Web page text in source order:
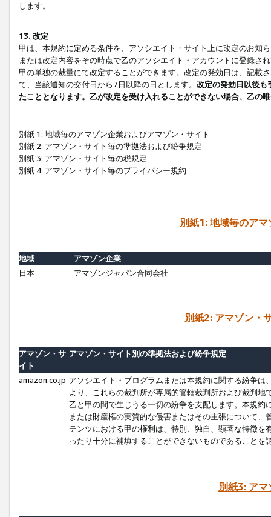
します。
13. 改定
甲は、本規約に定める条件を、アソシエイト・サイト上に改定のお知
または改定内容をその時点で乙のアソシエイト・アカウントに登録さ
甲の単独の裁量にて改定することができます。改定の発効日は、記載
て、当該通知の交付日から7日以降の日とします。 改定の発効日以後も
たこととなります。乙が改定を受け入れることができない場合、乙の
別紙 1: 地域毎のアマゾン企業およびアマゾン・サイト
別紙 2: アマゾン・サイト毎の準拠法および紛争規定
別紙 3: アマゾン・サイト毎の税規定
別紙 4: アマゾン・サイト毎のプライバシー規約
別紙1: 地域毎のア
地域
アマゾン企業
日本
アマゾンジャパン合同会社
別紙2: アマゾン・
アマゾン・サ
イト
アマゾン・サイト別の準拠法および紛争規定
amazon.co.jp アソシエイト・プログラムまたは本規約に関する紛争
より、これらの裁判所が専属的管轄裁判所および裁判
乙と甲の間で生じうる一切の紛争を支配します。本規
または財産権の実質的な侵害またはその主張について
テンツにおける甲の権利は、特別、独自、顕著な特徴
ったり十分に補填することができないものであることを
別紙3: ア